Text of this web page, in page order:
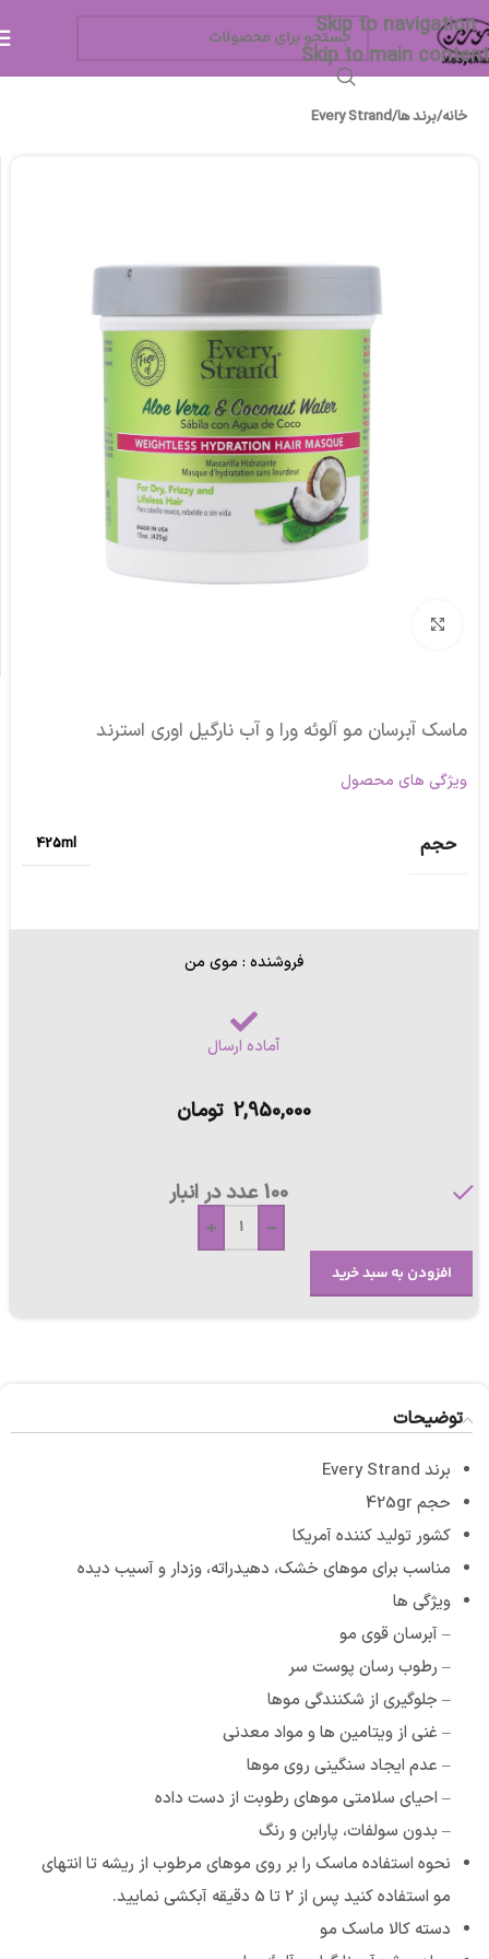
Skip to navigation
Skip to main content
خانه/برند ها/
Every Strand
ماسک آبرسان مو آلوئه ورا و آب نارگیل اوری استرند
ویژگی های محصول
حجم 425ml
فروشنده : موی من
آماده ارسال
2,950,000 تومان
100 عدد در انبار
-
+
افزودن به سبد خرید
توضیحات
برند Every Strand
حجم 425gr
کشور تولید کننده آمریکا
مناسب برای موهای خشک، دهیدراته، وزدار و آسیب دیده
ویژگی ها
– آبرسان قوی مو
– رطوب رسان پوست سر
– جلوگیری از شکنندگی موها
– غنی از ویتامین ها و مواد معدنی
– عدم ایجاد سنگینی روی موها
– احیای سلامتی موهای رطوبت از دست داده
– بدون سولفات، پارابن و رنگ
نحوه استفاده ماسک را بر روی موهای مرطوب از ریشه تا انتهای
مو استفاده کنید پس از 2 تا 5 دقیقه آبکشی نمایید.
دسته کالا ماسک مو